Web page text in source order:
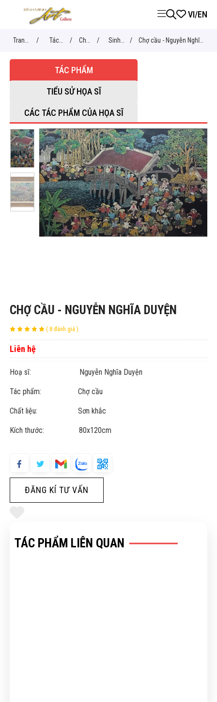
VI/EN
Trang
chủ
/ Tác
phẩm
/ Chủ
đề
/ Sinh
hoạt
/ Chợ cầu - Nguyễn Nghĩa
TÁC PHẨM
TIỂU SỬ HỌA SĨ
CÁC TÁC PHẨM CỦA HỌA SĨ
CHỢ CẦU - NGUYỄN NGHĨA DUYỆN
( 8 đánh giá )
Liên hệ
Hoạ sĩ: Nguyễn Nghĩa Duyện
Tác phẩm: Chợ cầu
Chất liệu: Sơn khắc
Kích thước: 80x120cm
ĐĂNG KÍ TƯ VẤN
TÁC PHẨM LIÊN QUAN